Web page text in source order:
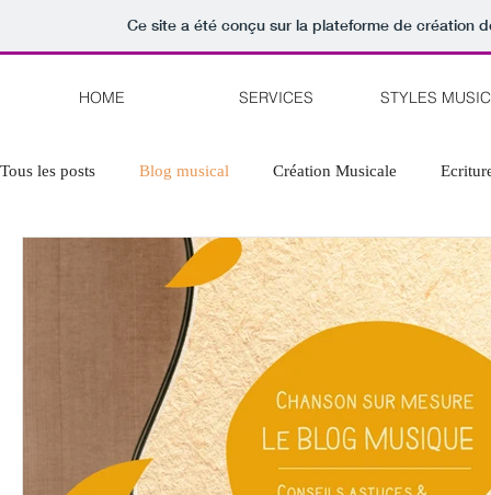
Ce site a été conçu sur la plateforme de création
HOME SERVICES STYLES
Tous les posts Blog musical Création Musicale